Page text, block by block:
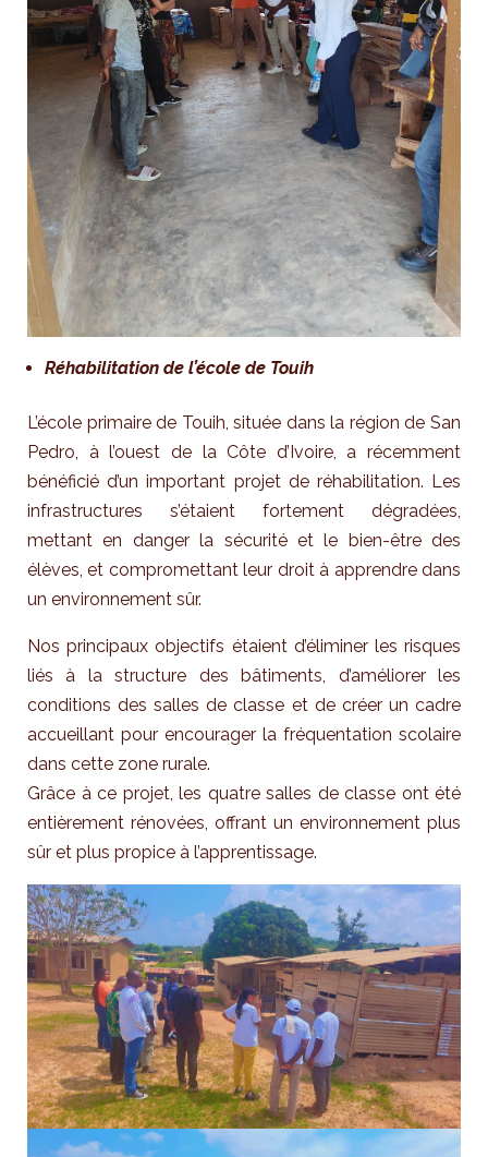
Réhabilitation de l’école de Touih
L’école primaire de Touih, située dans la région de San
Pedro, à l’ouest de la Côte d’Ivoire, a récemment
bénéficié d’un important projet de réhabilitation. Les
infrastructures s’étaient fortement dégradées,
mettant en danger la sécurité et le bien-être des
élèves, et compromettant leur droit à apprendre dans
un environnement sûr.
Nos principaux objectifs étaient d’éliminer les risques
liés à la structure des bâtiments, d’améliorer les
conditions des salles de classe et de créer un cadre
accueillant pour encourager la fréquentation scolaire
dans cette zone rurale.
Grâce à ce projet, les quatre salles de classe ont été
entièrement rénovées, offrant un environnement plus
sûr et plus propice à l’apprentissage.